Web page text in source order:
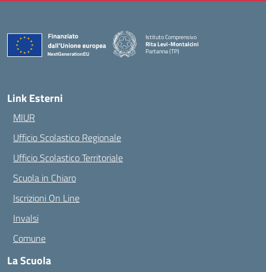
Istituto Comprensivo
Rita Levi-Montalcini
Partanna (TP)
Link Esterni
MIUR
Ufficio Scolastico Regionale
Ufficio Scolastico Territoriale
Scuola in Chiaro
Iscrizioni On Line
Invalsi
Comune
La Scuola